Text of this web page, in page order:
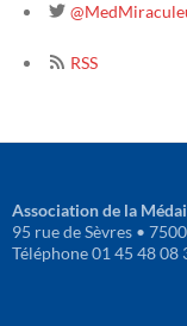
RSS
Association de la
95 rue de Sèvres •
Téléphone 01 45 48 08